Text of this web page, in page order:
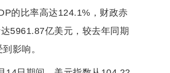
的比率高达124.1%，财政赤
5961.87亿美元，较去年同期
影响。